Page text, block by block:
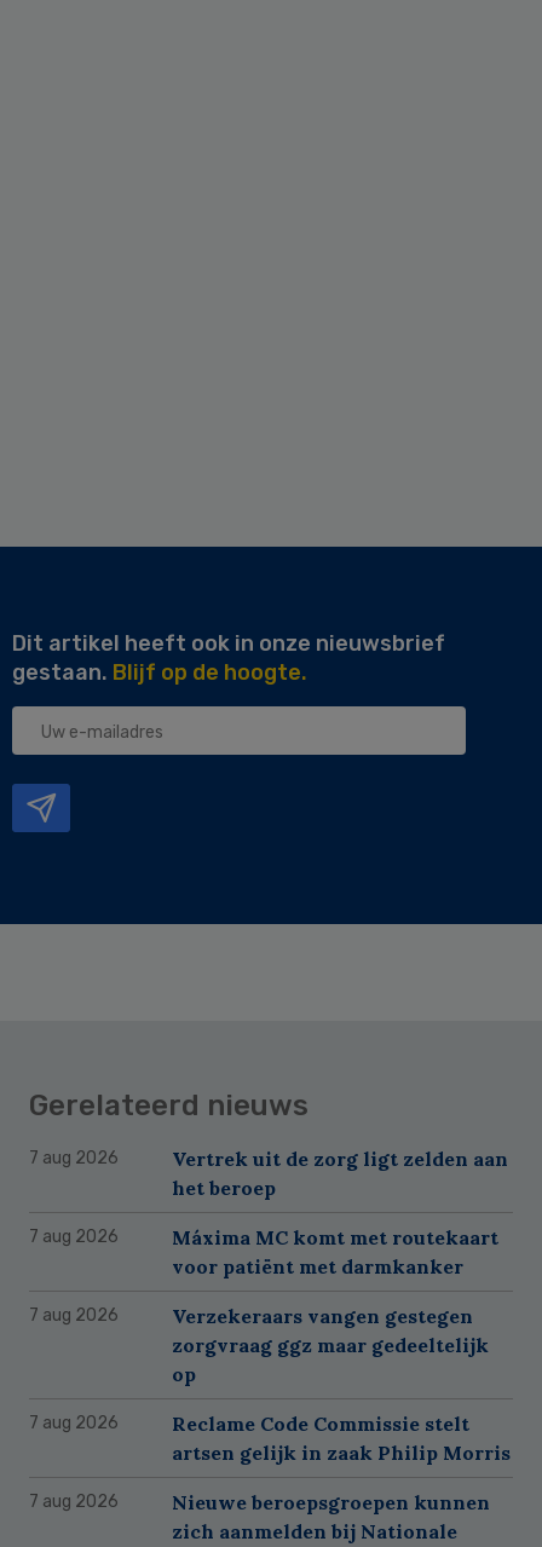
Dit artikel heeft ook in onze nieuwsbrief
gestaan. Blijf op de hoogte.
Uw
Gerelateerd nieuws
7 aug 2026
Vertrek uit de zorg ligt zelden aan
het beroep
7 aug 2026
Máxima MC komt met routekaart
voor patiënt met darmkanker
7 aug 2026
Verzekeraars vangen gestegen
zorgvraag ggz maar gedeeltelijk
op
7 aug 2026
Reclame Code Commissie stelt
artsen gelijk in zaak Philip Morris
7 aug 2026
Nieuwe beroepsgroepen kunnen
zich aanmelden bij Nationale